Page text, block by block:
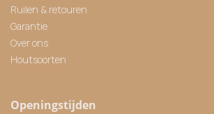
Ruilen & retouren
Garantie
Over ons
Houtsoorten
Openingstijden